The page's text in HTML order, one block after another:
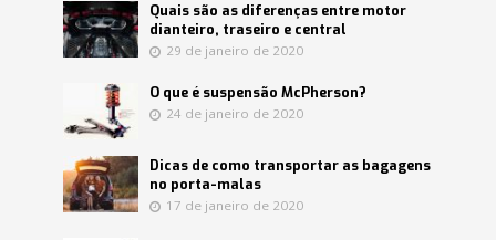
Quais são as diferenças entre motor
dianteiro, traseiro e central
29 de janeiro de 2020
O que é suspensão McPherson?
24 de janeiro de 2020
Dicas de como transportar as bagagens
no porta-malas
17 de janeiro de 2020